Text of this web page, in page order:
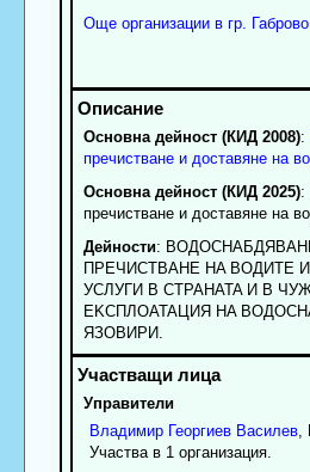
Още организации в гр. Габрово
Основна дейност (КИД 2008):
пречистване и доставяне на
Основна дейност (КИД 2025):
пречистване и доставяне на
Дейности:
ПPEЧИCTBAHE HA BOДИTE
УCЛУГИ B CTPAHATA И B
EKCПЛOATAЦИЯ HA
ЯЗOBИPИ.
Управители
Владимир Георгиев Василев,
Участва в 1 организация.